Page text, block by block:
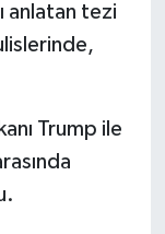
anlatan tezi
Trump ile